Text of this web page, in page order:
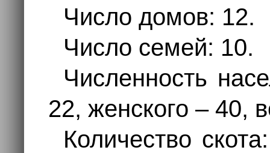
Число домов: 12.
Число семей: 10.
Численность
22, женского – 40,
Количество